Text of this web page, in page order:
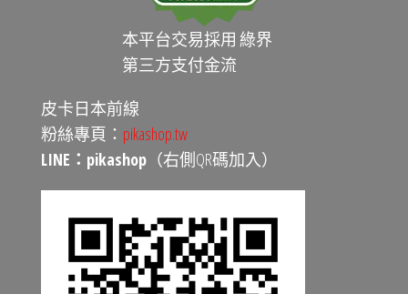
本平台交易採用 綠界
第三方支付金流
皮卡日本前線
粉絲專頁： pikashop.tw
LINE：pikashop （右側QR碼加入）